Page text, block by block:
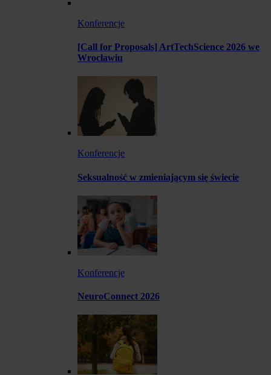
Konferencje
[Call for Proposals] ArtTechScience 2026 we
Wrocławiu
Konferencje
Seksualność w zmieniającym się świecie
Konferencje
NeuroConnect 2026